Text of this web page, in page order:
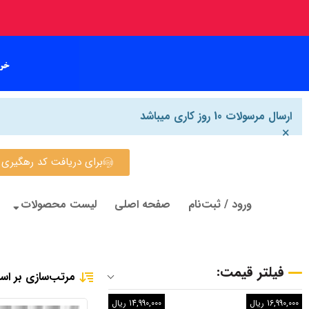
ارسال مرسولات 10 روز کاری میباشد
×
برای دریافت کد رهگیری روی
ورود / ثبت‌نام صفحه اصلی لیست محصولات
فیلتر قیمت:
14,990,000 ریال 16,990,000 ریال
مرتب‌سازی بر